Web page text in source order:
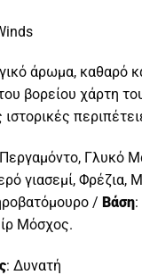
άρωμα, καθαρό
βορείου χάρτη
ιστορικές
Γλυκό
γιασεμί, Φρέζια,
/ Βάση
Μόσχος.
: Δυνατή